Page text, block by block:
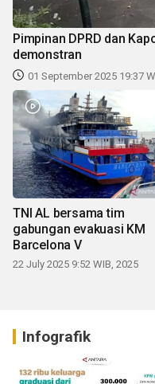
Pimpinan DPRD dan
demonstran
01 September 2025 19:37
TNI AL bersama tim
gabungan evakuasi KM
Barcelona V
22 July 2025 9:52 WIB, 2025
Infografik